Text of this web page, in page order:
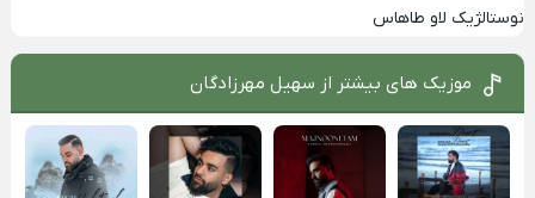
نوستالژیک لاو طاهاس
موزیک های بیشتر از سهیل مهرزادگان